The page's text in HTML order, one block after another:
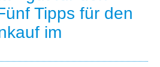
Tipps für den
im